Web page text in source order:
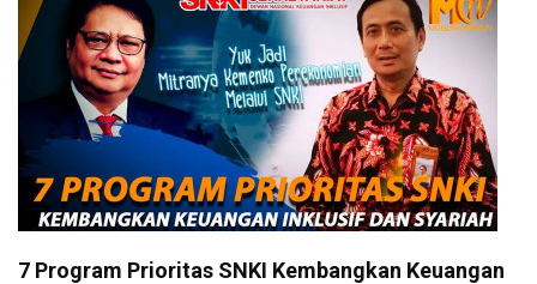
7 Program Prioritas SNKI Kembangkan Keuangan